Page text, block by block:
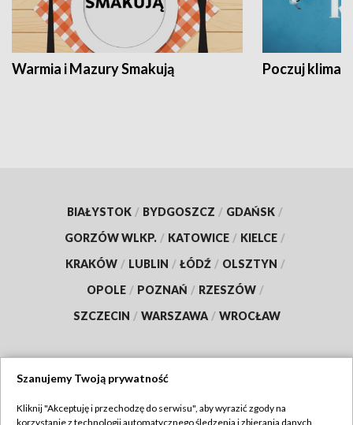
Warmia i Mazury Smakują Poczuj klimat
BIAŁYSTOK / BYDGOSZCZ / GDAŃSK /
GORZÓW WLKP. / KATOWICE / KIELCE /
KRAKÓW / LUBLIN / ŁÓDŹ / OLSZTYN /
OPOLE / POZNAŃ / RZESZÓW /
SZCZECIN / WARSZAWA / WROCŁAW
Szanujemy Twoją prywatność
Kliknij "Akceptuję i przechodzę do serwisu", aby wyrazić zgody na
korzystanie z technologii automatycznego śledzenia i zbierania danych,